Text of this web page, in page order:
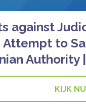
against
Attempt to
Authority
KIJK NU